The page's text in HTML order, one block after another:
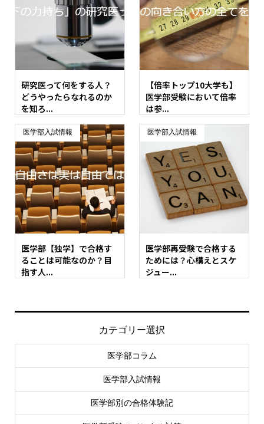
研究医って何をする人？
どうやったらなれるのか
を知ろ...
【倍率トップ10大学も】
医学部受験において倍率
は参...
医学部入試情報
医学部【独学】で合格す
ることは可能なのか？目
指す人...
医学部入試情報
医学部再受験で合格する
ためには？心構えとスケ
ジュー...
カテゴリー選択
医学部コラム
医学部入試情報
医学部別の合格体験記